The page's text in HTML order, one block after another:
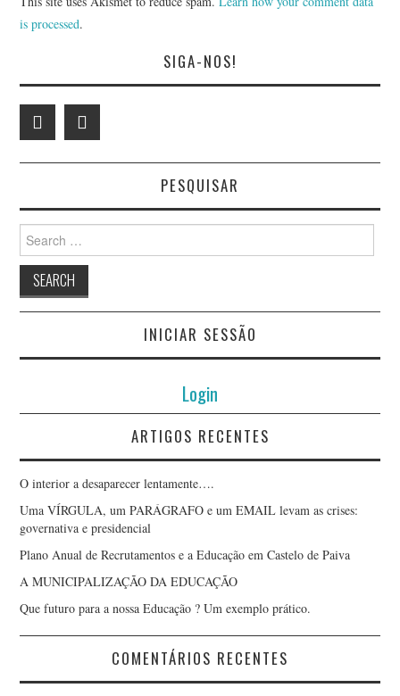
HÉLDER SANTOS
HUGO DIAS
JOÃO MONTEIRO LIMA
JOÃO RAMOS
JOAQUIM AMÂNDIO
SANTOS
JOAQUIM PAULO
JORGE ANTÔNIO
MONTEIRO DE LIMA
JORGE MADUREIRA
JOSÉ ANTÓNIO BARBOSA
JOSÉ GABRIEL QUARESMA
is processed.
SIGA-NOS!
PESQUISAR
Search
for:
INICIAR SESSÃO
Login
ARTIGOS RECENTES
O interior a desaparecer lentamente….
Uma VÍRGULA, um PARÁGRAFO e um EMAIL levam as crises:
governativa e presidencial
Plano Anual de Recrutamentos e a Educação em Castelo de Paiva
A MUNICIPALIZAÇÃO DA EDUCAÇÃO
Que futuro para a nossa Educação ? Um exemplo prático.
COMENTÁRIOS RECENTES